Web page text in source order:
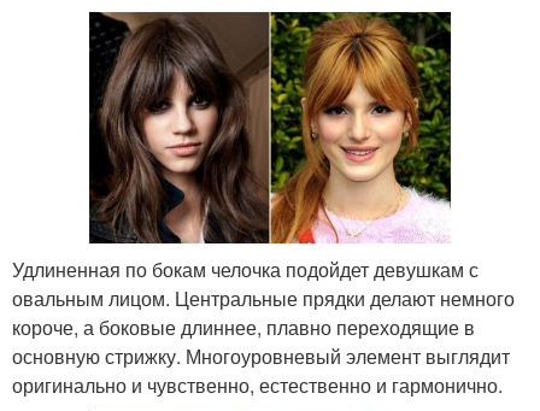
Удлиненная по бокам челочка подойдет девушкам с
овальным лицом. Центральные прядки делают немного
короче, а боковые длиннее, плавно переходящие в
основную стрижку. Многоуровневый элемент выглядит
оригинально и чувственно, естественно и гармонично.